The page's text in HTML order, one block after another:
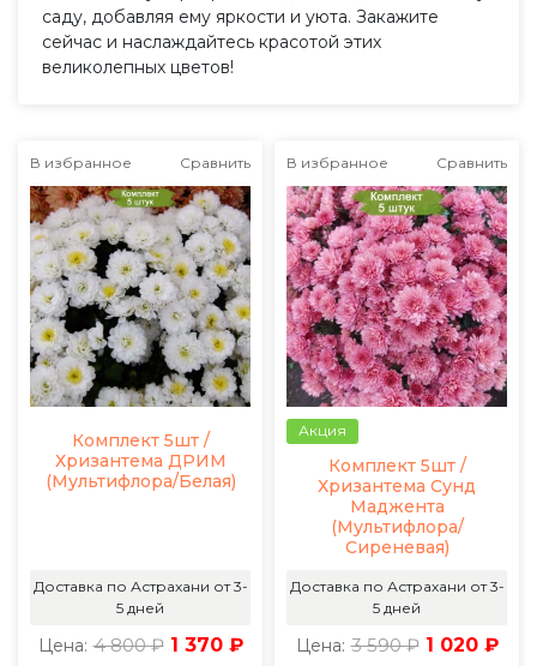
саду, добавляя ему яркости и уюта. Закажите
сейчас и наслаждайтесь красотой этих
великолепных цветов!
В избранное Сравнить
Комплект 5шт /
Хризантема ДРИМ
(Мультифлора/Белая)
Доставка по Астрахани от 3-
5 дней
Цена: 4 800 ₽ 1 370 ₽
В избранное Сравнить
Акция
Комплект 5шт /
Хризантема Сунд
Маджента
(Мультифлора/
Сиреневая)
Доставка по Астрахани от 3-
5 дней
Цена: 3 590 ₽ 1 020 ₽